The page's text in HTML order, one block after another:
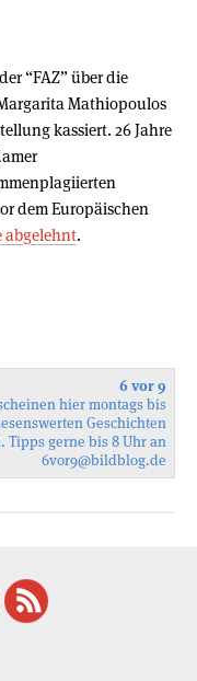
“FAZ” über die
Mathiopoulos
kassiert. 26 Jahre
dem Europäischen
abgelehnt.
6 vor 9
hier montags bis
Geschichten
Tipps gerne bis 8 Uhr an
6vor9@bildblog.de